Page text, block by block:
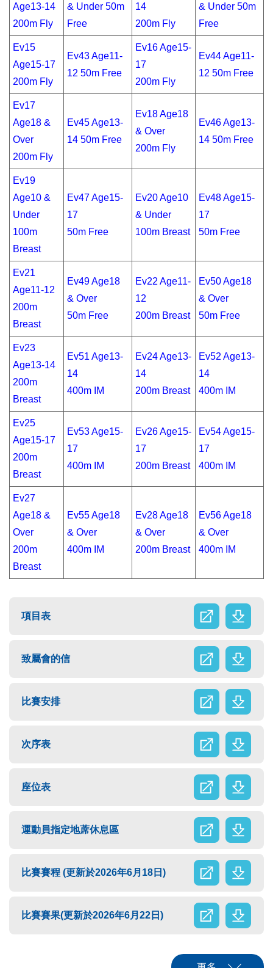
Age13-14
200m Fly
& Under 50m
Free
14
200m Fly
& Under 50m
Free
Ev15
Age15-17
200m Fly
Ev43 Age11-
12 50m Free
Ev16 Age15-
17
200m Fly
Ev44 Age11-
12 50m Free
Ev17
Age18 &
Over
200m Fly
Ev45 Age13-
14 50m Free
Ev18 Age18
& Over
200m Fly
Ev46 Age13-
14 50m Free
Ev19
Age10 &
Under
100m
Breast
Ev47 Age15-
17
50m Free
Ev20 Age10
& Under
100m Breast
Ev48 Age15-
17
50m Free
Ev21
Age11-12
200m
Breast
Ev49 Age18
& Over
50m Free
Ev22 Age11-
12
200m Breast
Ev50 Age18
& Over
50m Free
Ev23
Age13-14
200m
Breast
Ev51 Age13-
14
400m IM
Ev24 Age13-
14
200m Breast
Ev52 Age13-
14
400m IM
Ev25
Age15-17
200m
Breast
Ev53 Age15-
17
400m IM
Ev26 Age15-
17
200m Breast
Ev54 Age15-
17
400m IM
Ev27
Age18 &
Over
200m
Breast
Ev55 Age18
& Over
400m IM
Ev28 Age18
& Over
200m Breast
Ev56 Age18
& Over
400m IM
項目表
致屬會的信
比賽安排
次序表
座位表
運動員指定地蓆休息區
比賽賽程 (更新於2026年6月18日)
比賽賽果(更新於2026年6月22日)